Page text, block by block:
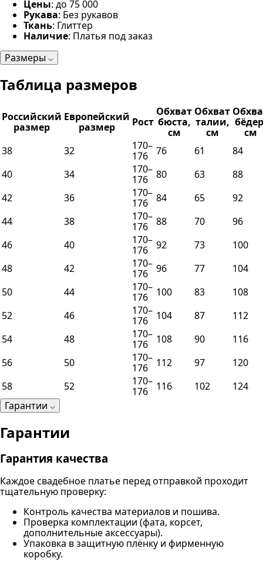
Цены: до 75 000
Рукава: Без рукавов
Ткань: Глиттер
Наличие: Платья под заказ
Размеры
Таблица размеров
Российский
размер
Европейский
размер
Рост
Обхват
бюста,
см
Обхват
талии,
см
см
38
32
170–
176
76 61
84
40
34
170–
176
80 63
88
42
36
170–
176
84 65
92
44
38
170–
176
88 70
96
46
40
170–
176
92 73
100
48
42
170–
176
96 77
104
50
44
170–
176
100 83
108
52
46
170–
176
104 87
112
54
48
170–
176
108 90
116
56
50
170–
176
112 97
120
58
52
170–
176
116 102
124
Гарантии
Гарантии
Гарантия качества
Каждое свадебное платье перед отправкой проходит
тщательную проверку:
Контроль качества материалов и пошива.
Проверка комплектации (фата, корсет,
дополнительные аксессуары).
Упаковка в защитную плёнку и фирменную
коробку.